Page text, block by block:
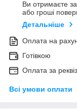
Ви отримаєте
або гроші
Детальніше
Оплата на
Готівкою
Оплата за
Всі умови оплати